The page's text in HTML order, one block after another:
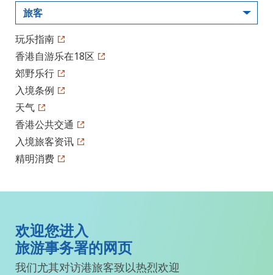
旅客
玩乐指南
香港自游乐在18区
郊野乐行
入境条例
天气
香港公共交通
入境旅客资讯
精明消费
欢迎您进入
旅游事务署的网页
我们尤其对访港旅客致以热烈欢迎